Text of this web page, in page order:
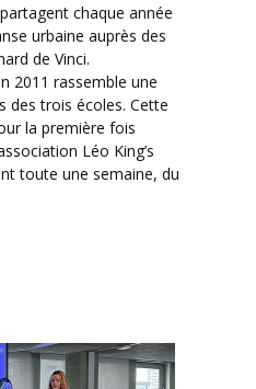
chaque année
urbaine auprès des
de Vinci.
2011 rassemble une
des trois écoles. Cette
la première fois
Léo King’s
toute une semaine, du